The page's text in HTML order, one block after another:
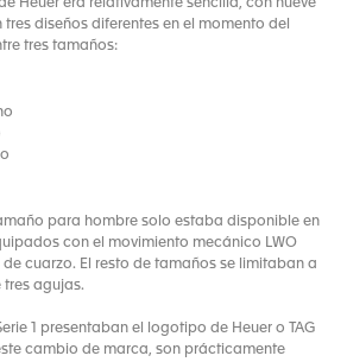
Heuer era relativamente sencilla, con nueve
diseños diferentes en el momento del
tres tamaños:
para hombre solo estaba disponible en
con el movimiento mecánico LWO
de cuarzo. El resto de tamaños se limitaban a
tres agujas.
1 presentaban el logotipo de Heuer o TAG
cambio de marca, son prácticamente